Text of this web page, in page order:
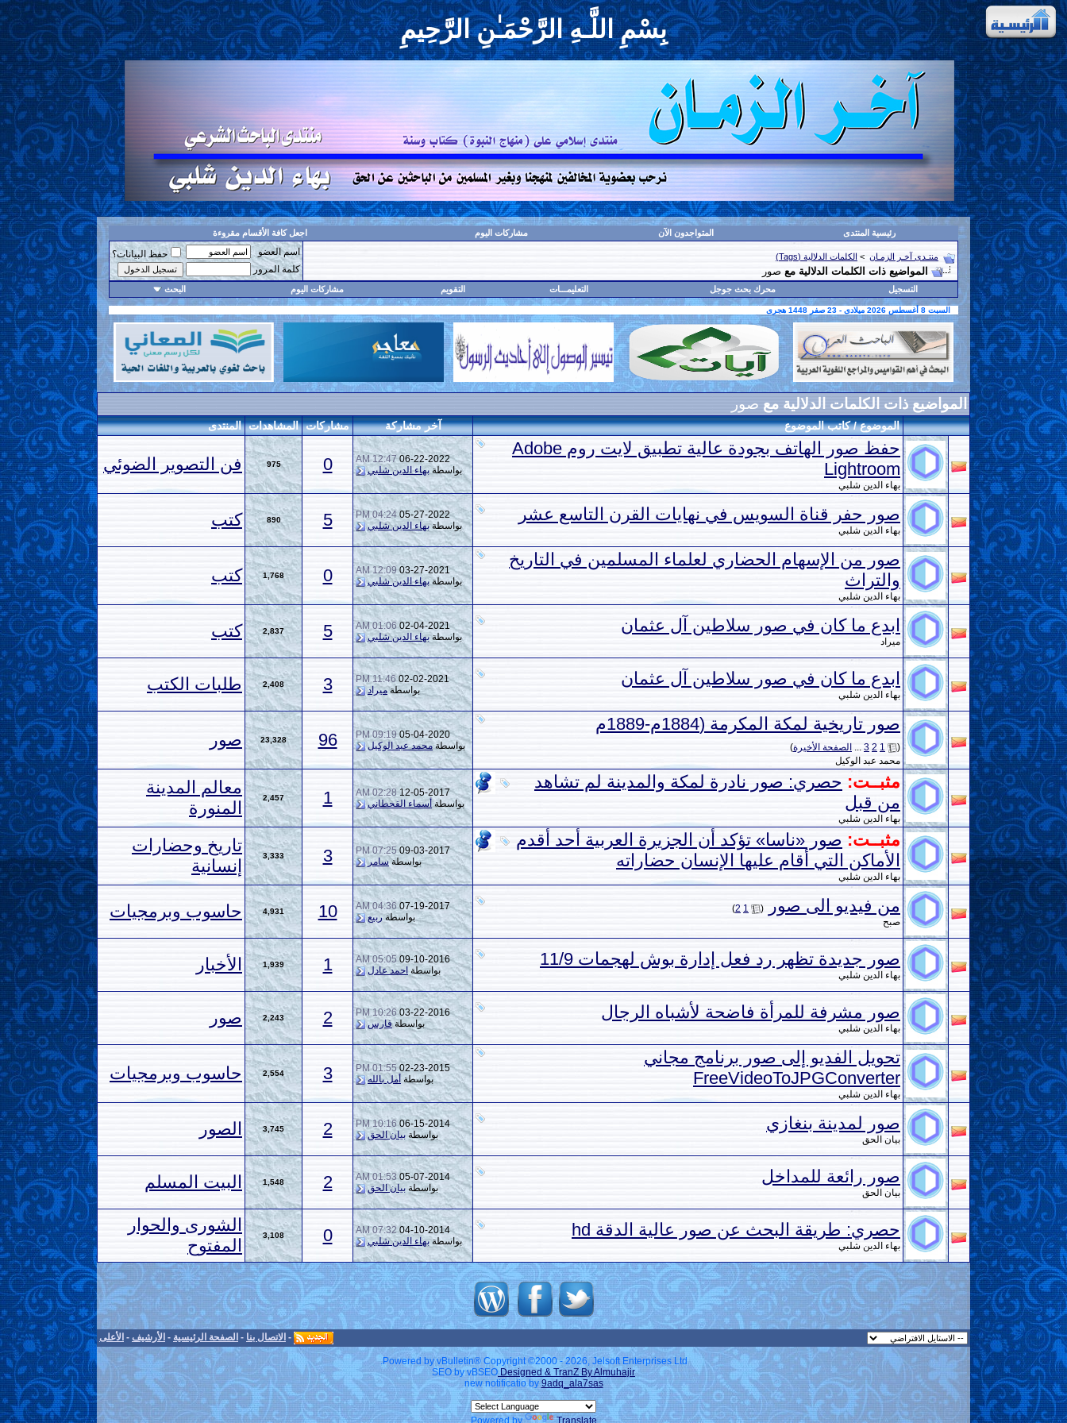
بِسْمِ اللَّـهِ الرَّحْمَـٰنِ الرَّحِيمِ
رئيسية المنتدى المتواجدون الآن مشاركات اليوم اجعل كافة الأقسام مقروءة
منتـدى آخـر الزمـان > الكلمات الدلالية (Tags)
المواضيع ذات الكلمات الدلالية مع صور
اسم العضو
حفظ البيانات؟
كلمة المرور
التسجيل محرك بحث جوجل التعليمـــات التقويم مشاركات اليوم البحث
السبت 8 أغسطس 2026 ميلادى - 23 صفر 1448 هجرى
المواضيع ذات الكلمات الدلالية مع صور
الموضوع / كاتب الموضوع آخر مشاركة مشاركات المشاهدات المنتدى
حفظ صور الهاتف بجودة عالية تطبيق لايت روم Adobe
Lightroom
بهاء الدين شلبي
06-22-2022
12:47 AM
بواسطةبهاء الدين شلبي 0
975 فن التصوير الضوئي
صور حفر قناة السويس في نهايات القرن التاسع عشر
بهاء الدين شلبي
05-27-2022
04:24 PM
بواسطةبهاء الدين شلبي 5
890
كتب
صور من الإسهام الحضاري لعلماء المسلمين في التاريخ
والتراث
بهاء الدين شلبي
03-27-2021
12:09 AM
بواسطةبهاء الدين شلبي 0
1,768 كتب
ابدع ما كان في صور سلاطين آل عثمان
ميراد
02-04-2021
01:06 AM
بواسطةبهاء الدين شلبي 5
2,837 كتب
ابدع ما كان في صور سلاطين آل عثمان
بهاء الدين شلبي
02-02-2021
11:46 PM
بواسطةميراد 3
2,408
طلبات الكتب
صور تاريخية لمكة المكرمة (1884م-1889م
(
1
2
3
... الصفحة الأخيرة)
محمد عبد الوكيل
05-04-2020
09:19 PM
بواسطةمحمد عبد الوكيل 96
23,328 صور
مثبــت: حصري: صور نادرة لمكة والمدينة لم تشاهد
من قبل
بهاء الدين شلبي
12-05-2017
02:28 AM
بواسطة أسماء القحطاني 1
2,457
معالم المدينة
المنورة
مثبــت: صور «ناسا» تؤكد أن الجزيرة العربية أحد أقدم
الأماكن التي أقام عليها الإنسان حضاراته
بهاء الدين شلبي
09-03-2017
07:25 PM
بواسطةسامر 3
3,333
تاريخ وحضارات
إنسانية
من فيديو الى صور
(
1
2
)
صبح
07-19-2017
04:36 AM
بواسطةربيع 10
4,931 حاسوب وبرمجيات
صور جديدة تظهر رد فعل إدارة بوش لهجمات 11/9
بهاء الدين شلبي
09-10-2016
05:05 AM
بواسطة احمد عادل 1
1,939 الأخبار
صور مشرفة للمرأة فاضحة لأشباه الرجال
بهاء الدين شلبي
03-22-2016
10:26 PM
بواسطةفارس 2
2,243
صور
تحويل الفديو إلى صور برنامج مجاني
FreeVideoToJPGConverter
بهاء الدين شلبي
02-23-2015
01:55 PM
بواسطة أمل بالله 3
2,554 حاسوب وبرمجيات
صور لمدينة بنغازي
بيان الحق
06-15-2014
10:16 PM
بواسطة بيان الحق 2
3,745 الصور
صور رائعة للمداخل
بيان الحق
05-07-2014
01:53 AM
بواسطة بيان الحق 2
1,548 البيت المسلم
حصري: طريقة البحث عن صور عالية الدقة hd
بهاء الدين شلبي
04-10-2014
07:32 AM
بواسطةبهاء الدين شلبي 0
3,108
الشورى والحوار
المفتوح
- الاتصال بنا - الصفحة الرئيسية - الأرشيف - الأعلى
Powered by vBulletin® Copyright ©2000 - 2026, Jelsoft Enterprises Ltd.
SEO by vBSEODesigned & TranZ By Almuhajir
new notificatio by9adq_ala7sas
Powered by Translate